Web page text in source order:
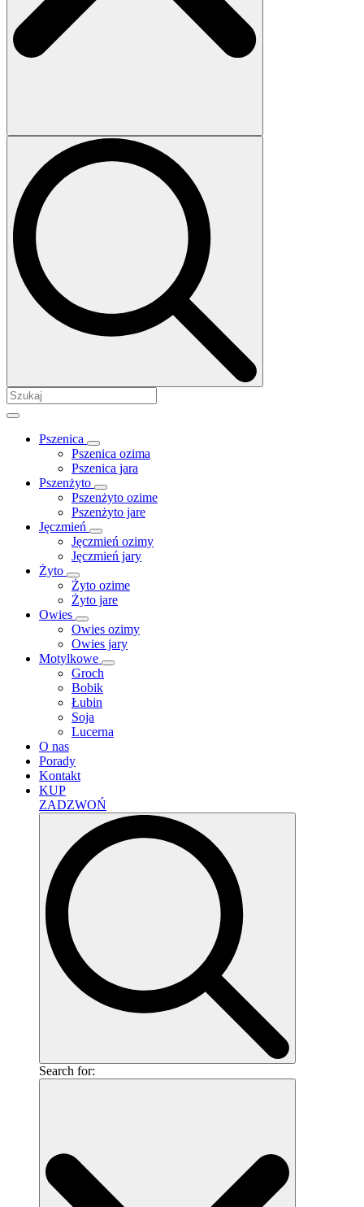
Pszenica
Pszenica ozima
Pszenica jara
Pszenżyto
Pszenżyto ozime
Pszenżyto jare
Jęczmień
Jęczmień ozimy
Jęczmień jary
Żyto
Żyto ozime
Żyto jare
Owies
Owies ozimy
Owies jary
Motylkowe
Groch
Bobik
Łubin
Soja
Lucerna
O nas
Porady
Kontakt
KUP
ZADZWOŃ
Search for: